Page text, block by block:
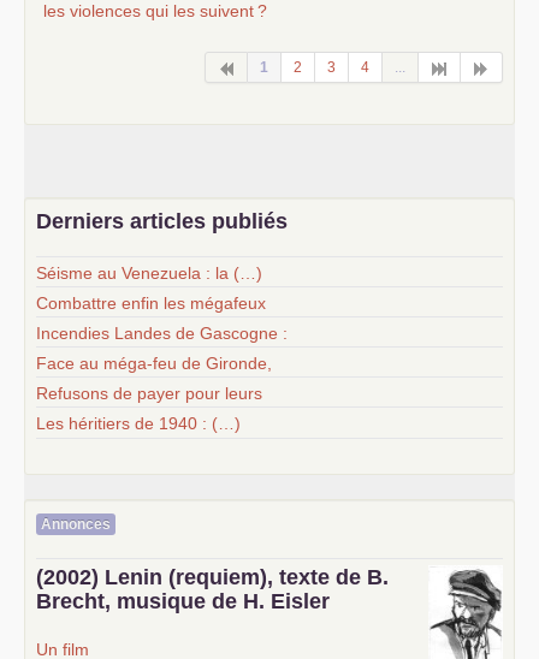
les violences qui les suivent?
1 2 3 4 ...
Derniers articles publiés
Séisme au Venezuela : la (…)
Combattre enfin les mégafeux
Incendies Landes de Gascogne :
Face au méga-feu de Gironde,
Refusons de payer pour leurs
Les héritiers de 1940 : (…)
Annonces
(2002) Lenin (requiem), texte de B.
Brecht, musique de H. Eisler
Un film